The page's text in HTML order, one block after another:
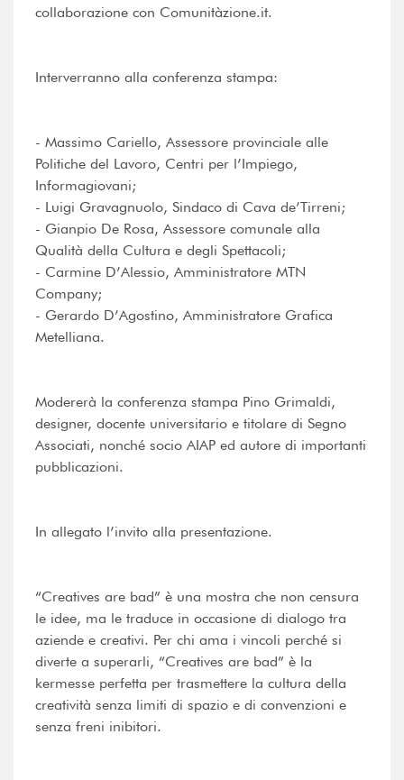
collaborazione con Comunitàzione.it.
Interverranno alla conferenza stampa:
- Massimo Cariello, Assessore provinciale alle
Politiche del Lavoro, Centri per l’Impiego,
Informagiovani;
- Luigi Gravagnuolo, Sindaco di Cava de’Tirreni;
- Gianpio De Rosa, Assessore comunale alla
Qualità della Cultura e degli Spettacoli;
- Carmine D’Alessio, Amministratore MTN
Company;
- Gerardo D’Agostino, Amministratore Grafica
Metelliana.
Modererà la conferenza stampa Pino Grimaldi,
designer, docente universitario e titolare di Segno
Associati, nonché socio AIAP ed autore di importanti
pubblicazioni.
In allegato l’invito alla presentazione.
“Creatives are bad” è una mostra che non censura
le idee, ma le traduce in occasione di dialogo tra
aziende e creativi. Per chi ama i vincoli perché si
diverte a superarli, “Creatives are bad” è la
kermesse perfetta per trasmettere la cultura della
creatività senza limiti di spazio e di convenzioni e
senza freni inibitori.